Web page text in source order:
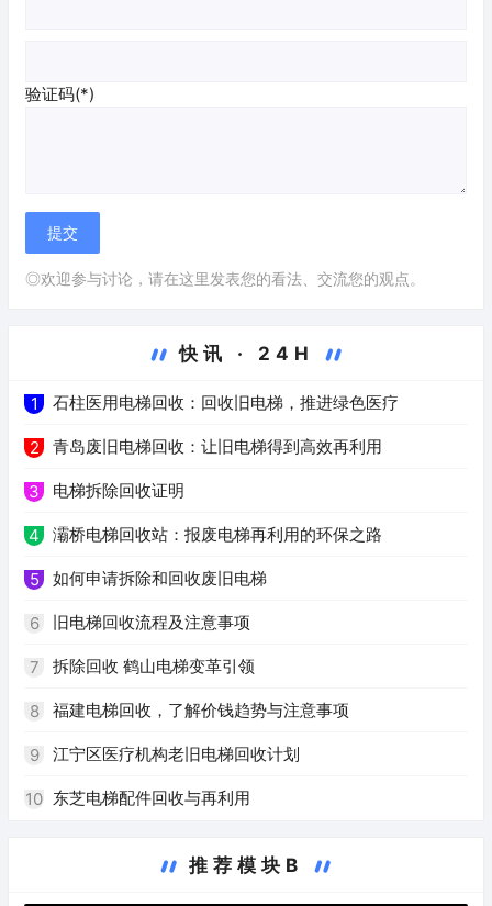
验证码(*)
◎欢迎参与讨论，请在这里发表您的看法、交流您的观点。
快讯 · 24H
1 石柱医用电梯回收：回收旧电梯，推进绿色医疗
2 青岛废旧电梯回收：让旧电梯得到高效再利用
3 电梯拆除回收证明
4 灞桥电梯回收站：报废电梯再利用的环保之路
5 如何申请拆除和回收废旧电梯
6 旧电梯回收流程及注意事项
7 拆除回收 鹤山电梯变革引领
8 福建电梯回收，了解价钱趋势与注意事项
9 江宁区医疗机构老旧电梯回收计划
10 东芝电梯配件回收与再利用
推荐模块B